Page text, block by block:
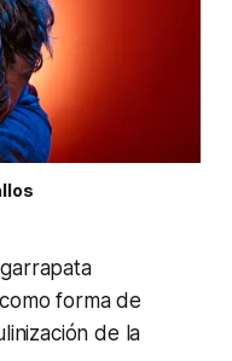
forma de
de la